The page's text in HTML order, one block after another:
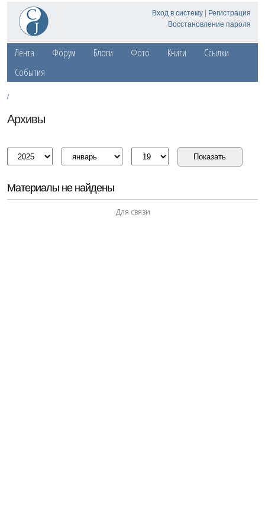
Вход в систему
Регистрация
Восстановление пароля
Лента Форум Блоги Фото Книги
Ссылки
События
/
Архивы
Материалы не найдены
Для связи